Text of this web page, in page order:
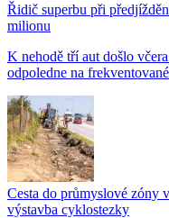
Řidič superbu při
milionu
K nehodě tří aut došlo
odpoledne na
Cesta do průmyslové zóny
výstavba cyklostezky